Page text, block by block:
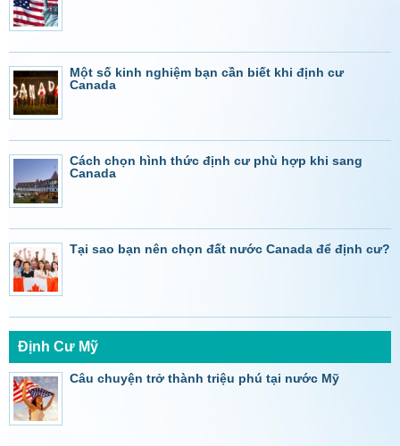
Một số kinh nghiệm bạn cần biết khi định cư
Canada
Cách chọn hình thức định cư phù hợp khi sang
Canada
Tại sao bạn nên chọn đất nước Canada để định cư?
Định Cư Mỹ
Câu chuyện trở thành triệu phú tại nước Mỹ